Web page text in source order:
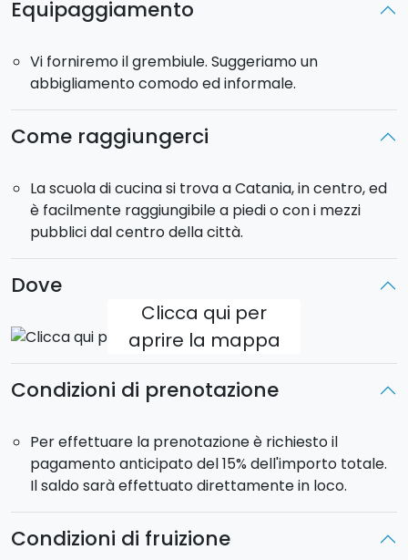
Trattandosi di unacooking class in esclusiva per
voi, lo chef e la sua cucina saranno interamente a
vostra disposizione.
Equipaggiamento
Vi forniremo il grembiule. Suggeriamo un
abbigliamento comodo ed informale.
Come raggiungerci
La scuola di cucina si trova a Catania, in centro, ed
è facilmente raggiungibile a piedi o con i mezzi
pubblici dal centro della città.
Dove
Clicca qui per
aprire la mappa
Condizioni di prenotazione
Per effettuare la prenotazione è richiesto il
pagamento anticipato del 15% dell'importo totale.
Il saldo sarà effettuato direttamente in loco.
Condizioni di fruizione